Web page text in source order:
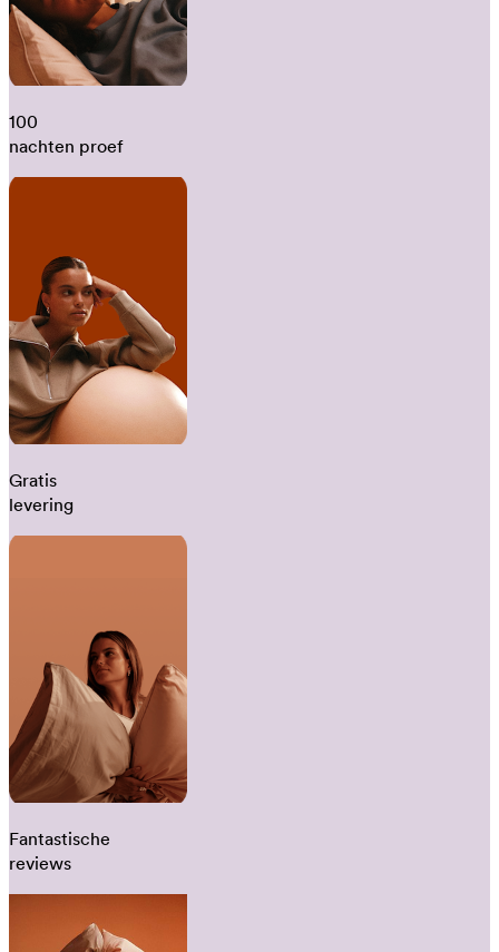
100
nachten proef
Gratis
levering
Fantastische
reviews